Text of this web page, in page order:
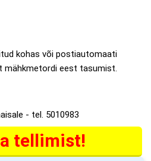
kohas või postiautomaati
mähkmetordi eest tasumist.
- tel. 5010983
tellimist!